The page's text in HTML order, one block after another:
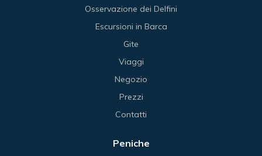
Osservazione dei Delfini
Escursioni in Barca
Gite
Viaggi
Negozio
Prezzi
Contatti
Peniche